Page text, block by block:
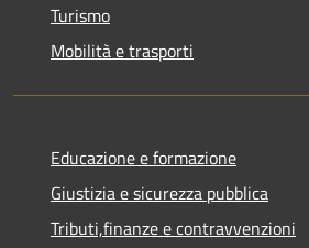
Turismo
Mobilità e trasporti
Educazione e formazione
Giustizia e sicurezza pubblica
Tributi,finanze e contravvenzioni